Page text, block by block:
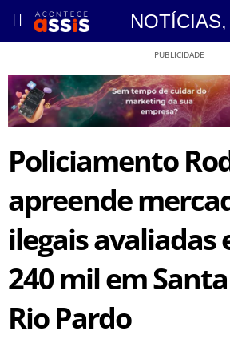
NOTÍCIAS,
PUBLICIDADE
Policiamento
apreende
ilegais avaliadas
240 mil em
Rio Pardo